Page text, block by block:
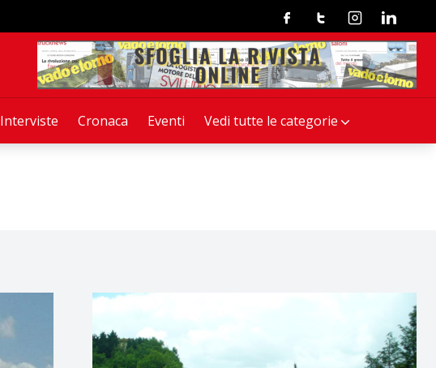
Interviste Cronaca Eventi Vedi tutte le categorie
FacebookTwitterInstagramLinkedin